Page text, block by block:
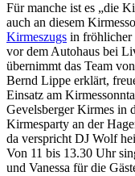
Für manche ist es „die
auch an diesem
Kirmeszugs in fröhlicher
vor dem Autohaus bei
übernimmt das Team
Bernd Lippe erklärt,
Einsatz am
Gevelsberger Kirmes in
Kirmesparty an der
da verspricht DJ Wolf
Von 11 bis 13.30 Uhr
und Vanessa für die